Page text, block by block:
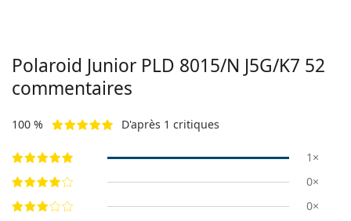
Polaroid Junior PLD 8015/N J5G/K7 52
commentaires
100 % D'après 1 critiques
1×
0×
0×